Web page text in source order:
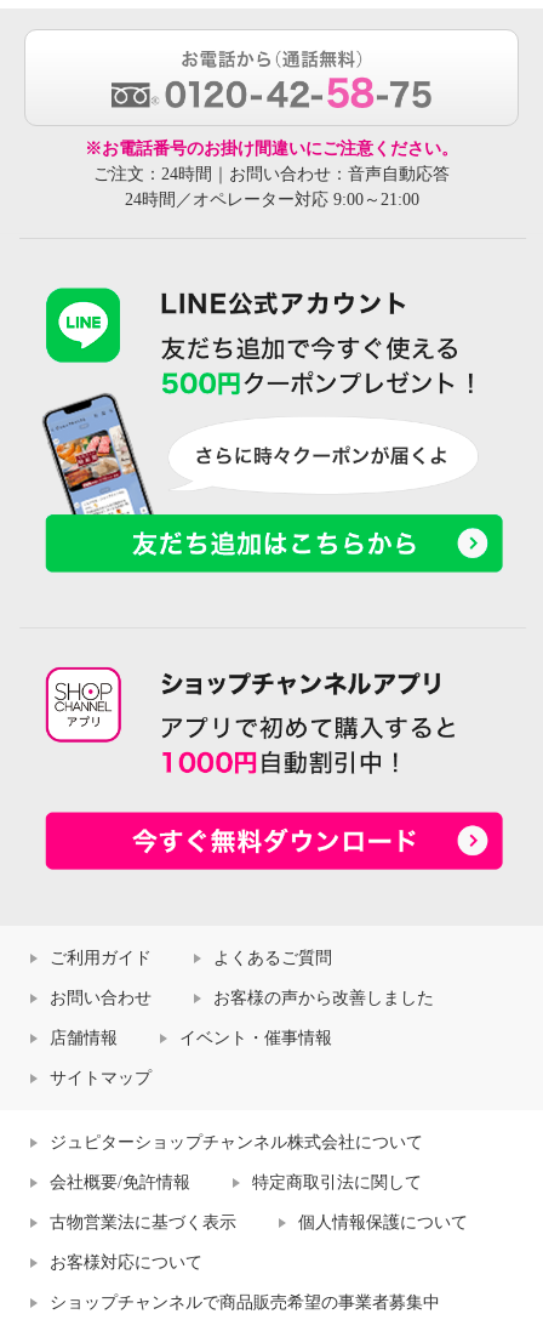
※お電話番号のお掛け間違いにご注意ください。
ご注文：24時間｜お問い合わせ：音声自動応答
24時間／オペレーター対応 9:00～21:00
ご利用ガイド よくあるご質問
お問い合わせ お客様の声から改善しました
店舗情報 イベント・催事情報
サイトマップ
ジュピターショップチャンネル株式会社について
会社概要/免許情報 特定商取引法に関して
古物営業法に基づく表示 個人情報保護について
お客様対応について
ショップチャンネルで商品販売希望の事業者募集中